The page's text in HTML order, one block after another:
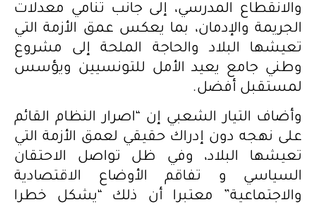
والانقطاع المدرسي، إلى جانب تنامي معدلات
الجريمة والإدمان، بما يعكس عمق الأزمة التي
تعيشها البلاد والحاجة الملحة إلى مشروع
وطني جامع يعيد الأمل للتونسيين ويؤسس
لمستقبل أفضل.
وأضاف التيار الشعبي إن “اصرار النظام القائم
على نهجه دون إدراك حقيقي لعمق الأزمة التي
تعيشها البلاد، وفي ظل تواصل الاحتقان
السياسي و تفاقم الأوضاع الاقتصادية
والاجتماعية” معتبرا أن ذلك “يشكل خطرا